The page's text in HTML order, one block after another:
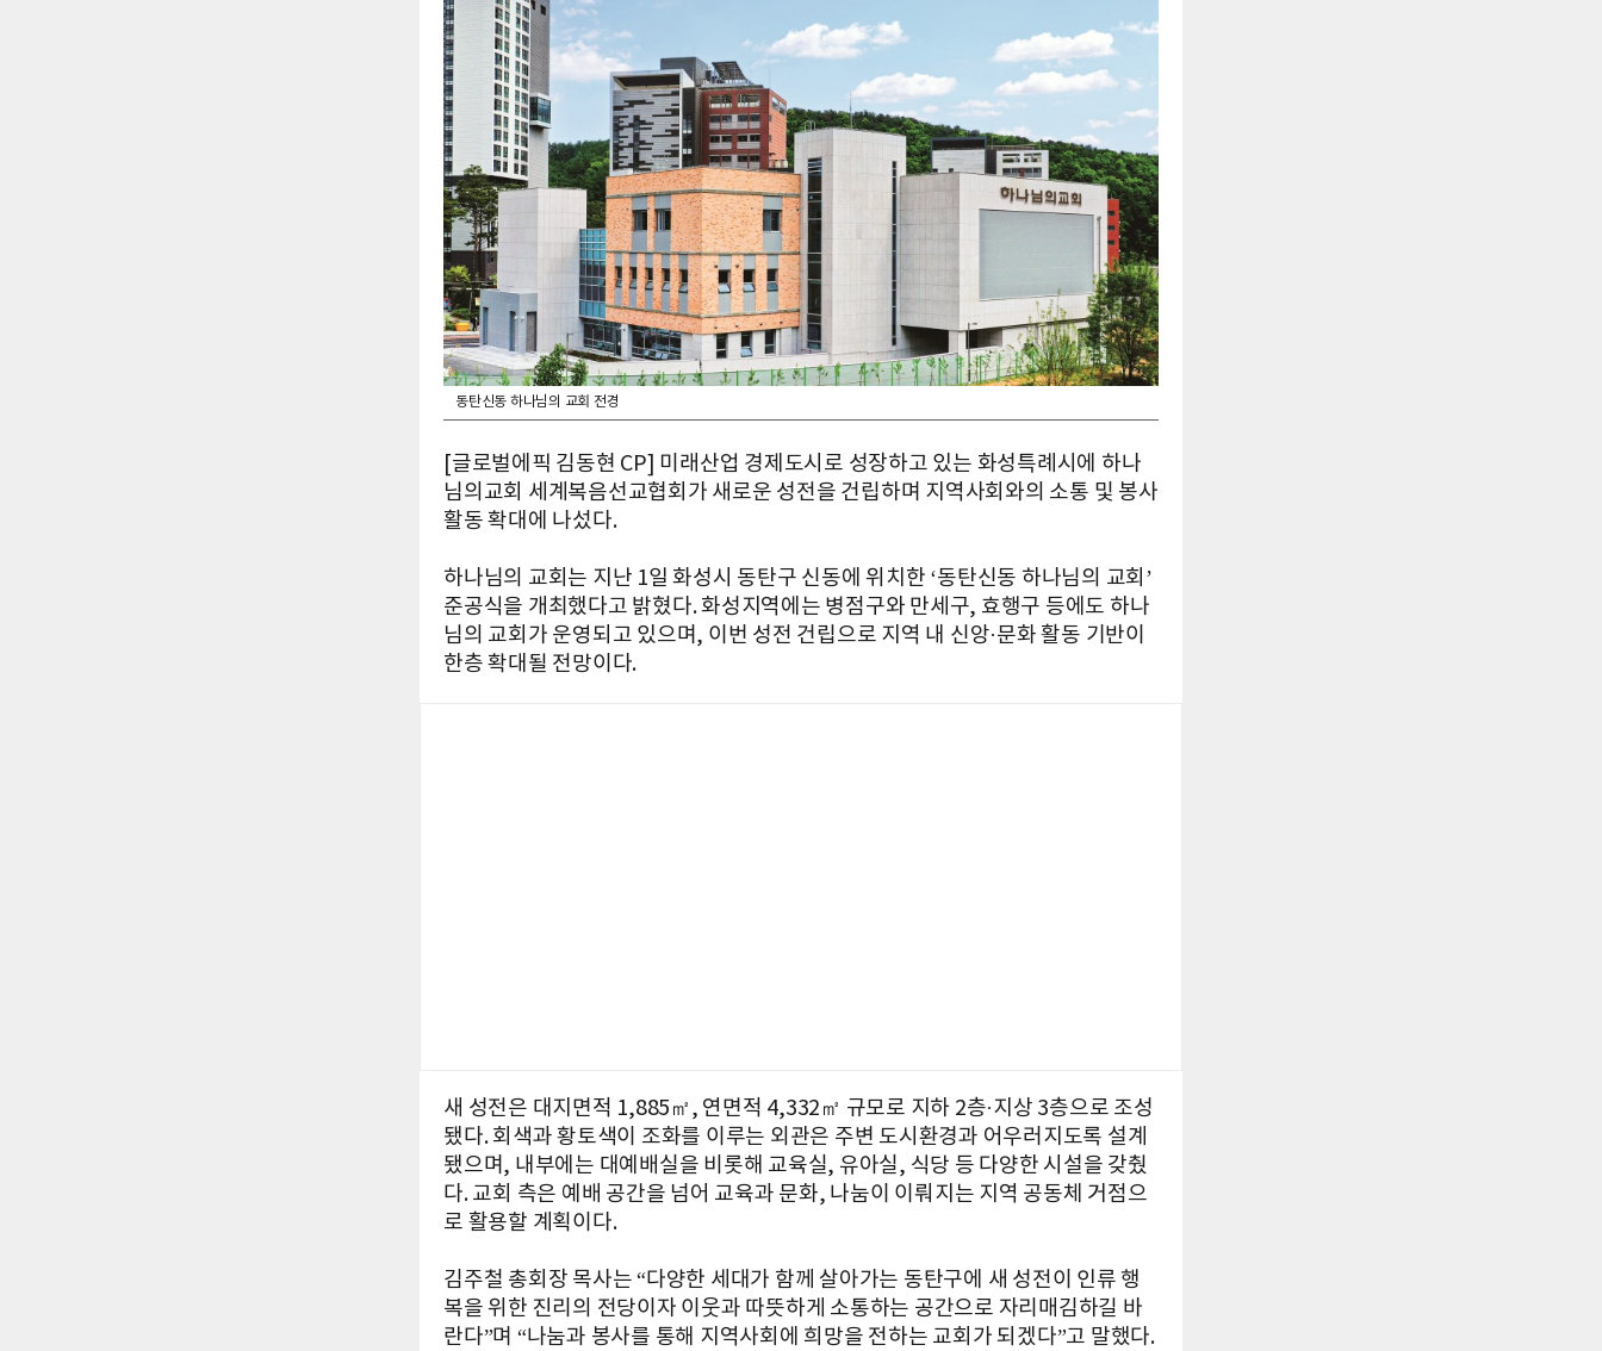
동탄신동 하나님의 교회 전경
[글로벌에픽 김동현 CP] 미래산업 경제도시로 성장하고 있는 화성특례시에 하나
님의교회 세계복음선교협회가 새로운 성전을 건립하며 지역사회와의 소통 및 봉사
활동 확대에 나섰다.
하나님의 교회는 지난 1일 화성시 동탄구 신동에 위치한 ‘동탄신동 하나님의 교회’
준공식을 개최했다고 밝혔다. 화성지역에는 병점구와 만세구, 효행구 등에도 하나
님의 교회가 운영되고 있으며, 이번 성전 건립으로 지역 내 신앙·문화 활동 기반이
한층 확대될 전망이다.
새 성전은 대지면적 1,885㎡, 연면적 4,332㎡ 규모로 지하 2층·지상 3층으로 조성
됐다. 회색과 황토색이 조화를 이루는 외관은 주변 도시환경과 어우러지도록 설계
됐으며, 내부에는 대예배실을 비롯해 교육실, 유아실, 식당 등 다양한 시설을 갖췄
다. 교회 측은 예배 공간을 넘어 교육과 문화, 나눔이 이뤄지는 지역 공동체 거점으
로 활용할 계획이다.
김주철 총회장 목사는 “다양한 세대가 함께 살아가는 동탄구에 새 성전이 인류 행
복을 위한 진리의 전당이자 이웃과 따뜻하게 소통하는 공간으로 자리매김하길 바
란다”며 “나눔과 봉사를 통해 지역사회에 희망을 전하는 교회가 되겠다”고 말했다.